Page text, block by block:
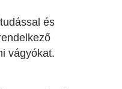
és
vágyókat.